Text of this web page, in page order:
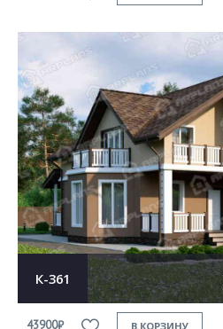
К-361
43900₽ В КОРЗИНУ